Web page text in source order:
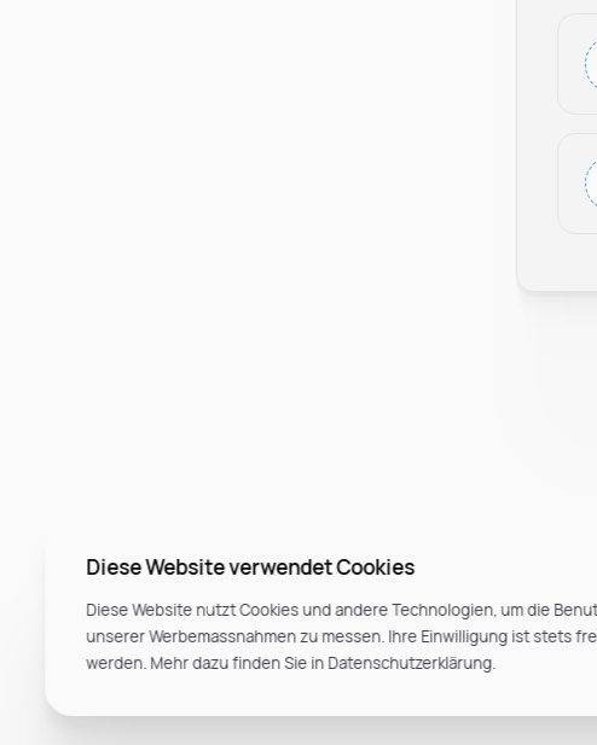
Diese Website verwendet Cookies
Diese Website nutzt Cookies und andere Technologien, um die
unserer Werbemassnahmen zu messen. Ihre Einwilligung ist stets
werden. Mehr dazu finden Sie in Datenschutzerklärung.